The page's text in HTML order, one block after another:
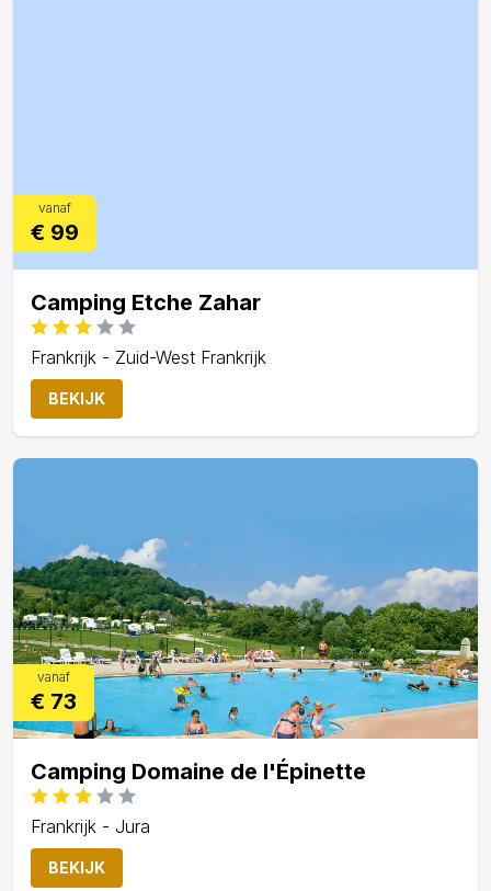
vanaf
€ 99
Camping Etche Zahar
Frankrijk - Zuid-West Frankrijk
BEKIJK
vanaf
€ 73
Camping Domaine de l'Épinette
Frankrijk - Jura
BEKIJK